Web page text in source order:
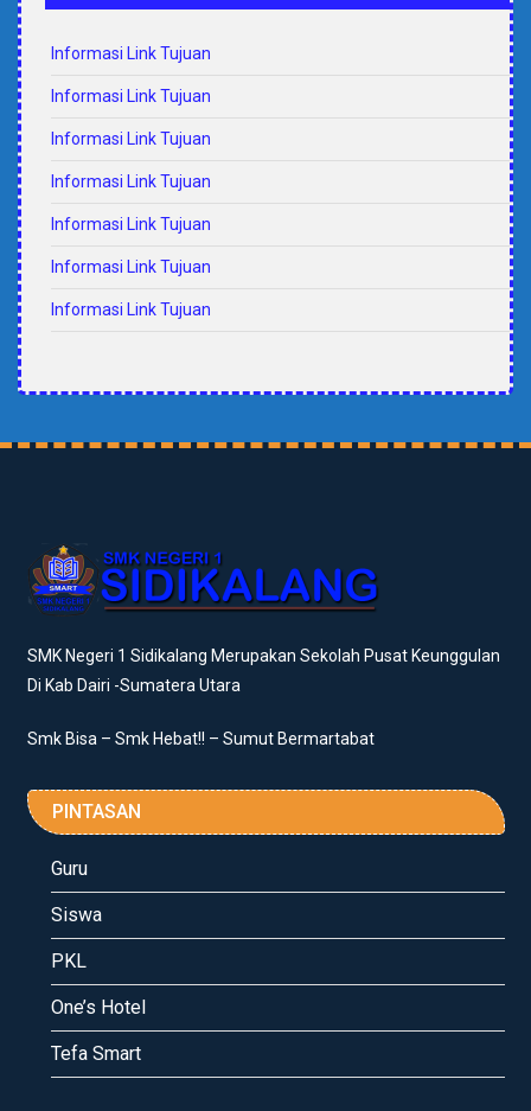
Informasi Link Tujuan
Informasi Link Tujuan
Informasi Link Tujuan
Informasi Link Tujuan
Informasi Link Tujuan
Informasi Link Tujuan
Informasi Link Tujuan
SMK Negeri 1 Sidikalang Merupakan Sekolah Pusat Keunggulan
Di Kab Dairi -Sumatera Utara
Smk Bisa – Smk Hebat!! – Sumut Bermartabat
PINTASAN
Guru
Siswa
PKL
One’s Hotel
Tefa Smart